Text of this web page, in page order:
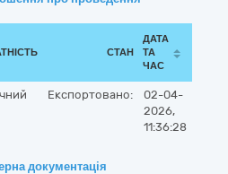
СТАН
ДАТА
ТА
ЧАС
Експортовано:
02-04-
2026,
11:36:28
документація